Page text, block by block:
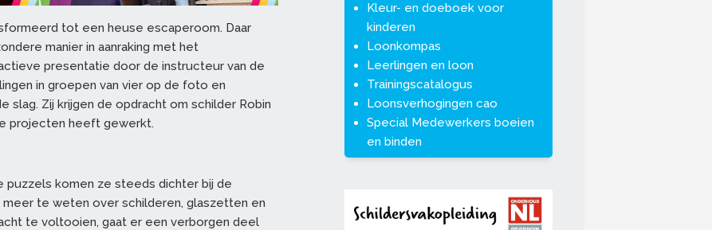
tot een heuse escaperoom. Daar
manier in aanraking met het
presentatie door de instructeur van de
in groepen van vier op de foto en
slag. Zij krijgen de opdracht om schilder Robin
projecten heeft gewerkt.
puzzels komen ze steeds dichter bij de
te weten over schilderen, glaszetten en
te voltooien, gaat er een verborgen deel
Kleur- en doeboek voor
kinderen
Loonkompas
Leerlingen en loon
Trainingscatalogus
Loonsverhogingen cao
Special Medewerkers boeien
en binden